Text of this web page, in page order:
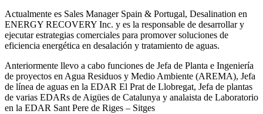
Actualmente es Sales Manager Spain & Portugal, Desalination en
ENERGY RECOVERY Inc. y es la responsable de desarrollar y
ejecutar estrategias comerciales para promover soluciones de
eficiencia energética en desalación y tratamiento de aguas.
Anteriormente llevo a cabo funciones de Jefa de Planta e Ingeniería
de proyectos en Agua Residuos y Medio Ambiente (AREMA), Jefa
de línea de aguas en la EDAR El Prat de Llobregat, Jefa de plantas
de varias EDARs de Aigües de Catalunya y analaista de Laboratorio
en la EDAR Sant Pere de Riges – Sitges